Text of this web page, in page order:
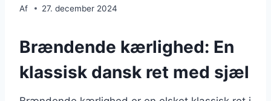
Af 27. december 2024
Brændende kærlighed: En
klassisk dansk ret med sjæl